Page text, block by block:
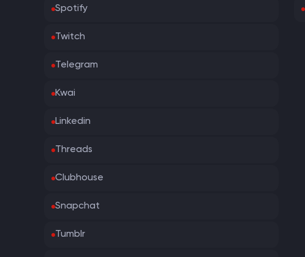
Spotify
Twitch
Telegram
Kwai
Linkedin
Threads
Clubhouse
Snapchat
Tumblr